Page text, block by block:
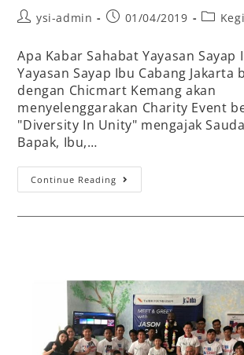
ysi-admin 01/04/2019
Apa Kabar Sahabat Yayasan Sayap
Yayasan Sayap Ibu Cabang Jakarta
dengan Chicmart Kemang akan
menyelenggarakan Charity Event
"Diversity In Unity" mengajak
Bapak, Ibu,…
Continue Reading